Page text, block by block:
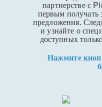
партнерстве с
первым
предложения.
и узнайте о
доступных
Нажмите